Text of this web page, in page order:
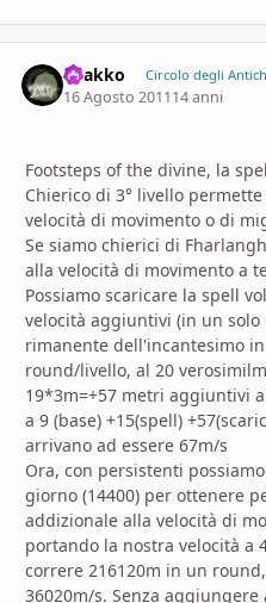
Byakko Circolo degli
16 Agosto 201114 anni
Footsteps of the divine, la
Chierico di 3° livello
velocità di movimento o di
Se siamo chierici di
alla velocità di movimento a
Possiamo scaricare la spell
velocità aggiuntivi (in un
rimanente dell'incantesimo
round/livello, al 20
19*3m=+57 metri aggiuntivi
a 9 (base) +15(spell)
arrivano ad essere 67m/s
Ora, con persistenti
giorno (14400) per ottenere
addizionale alla velocità di
portando la nostra velocità a
correre 216120m in un
36020m/s. Senza